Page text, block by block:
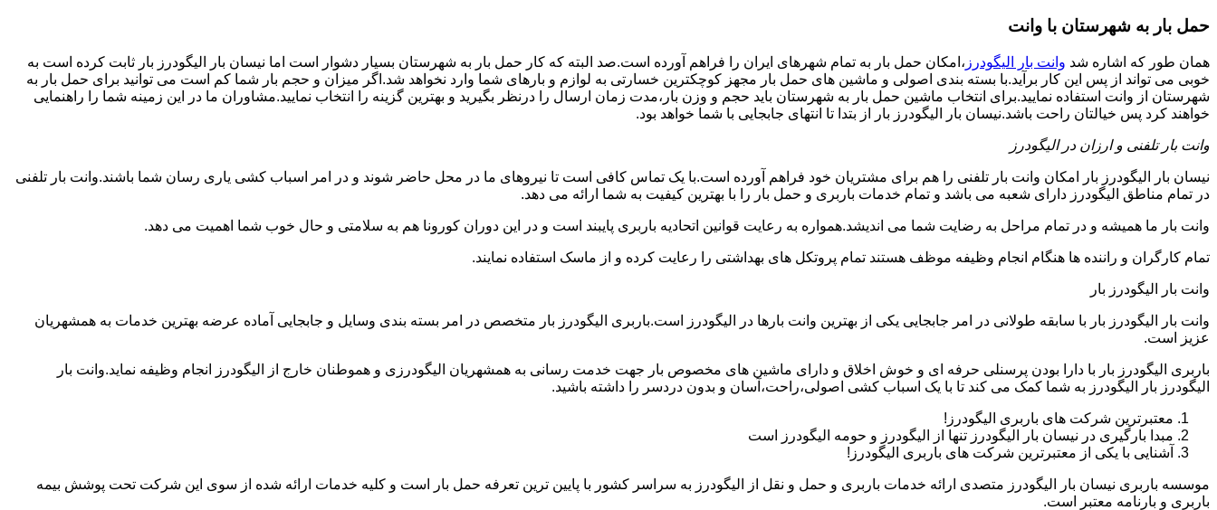
حمل بار به شهرستان با وانت
همان طور که اشاره شد وانت بار الیگودرز ،امکان حمل بار به تمام شهرهای ایران را فراهم آورده است.صد البته که کار حمل بار به شهرستان بسیار دشوار است اما نیسان بار الیگودرز بار ثابت کرده است به
خوبی می تواند از پس این کار برآید.با بسته بندی اصولی و ماشین های حمل بار مجهز کوچکترین خسارتی به لوازم و بارهای شما وارد نخواهد شد.اگر میزان و حجم بار شما کم است می توانید برای حمل بار به
شهرستان از وانت استفاده نمایید.برای انتخاب ماشین حمل بار به شهرستان باید حجم و وزن بار،مدت زمان ارسال را درنظر بگیرید و بهترین گزینه را انتخاب نمایید.مشاوران ما در این زمینه شما را راهنمایی
خواهند کرد پس خیالتان راحت باشد.نیسان بار الیگودرز بار از بتدا تا انتهای جابجایی با شما خواهد بود.
وانت بار تلفنی و ارزان در الیگودرز
نیسان بار الیگودرز بار امکان وانت بار تلفنی را هم برای مشتریان خود فراهم آورده است.با یک تماس کافی است تا نیروهای ما در محل حاضر شوند و در امر اسباب کشی یاری رسان شما باشند.وانت بار تلفنی
در تمام مناطق الیگودرز دارای شعبه می باشد و تمام خدمات باربری و حمل بار را با بهترین کیفیت به شما ارائه می دهد.
وانت بار ما همیشه و در تمام مراحل به رضایت شما می اندیشد.همواره به رعایت قوانین اتحادیه باربری پایبند است و در این دوران کورونا هم به سلامتی و حال خوب شما اهمیت می دهد.
تمام کارگران و راننده ها هنگام انجام وظیفه موظف هستند تمام پروتکل های بهداشتی را رعایت کرده و از ماسک استفاده نمایند.
وانت بار الیگودرز بار
وانت بار الیگودرز بار با سابقه طولانی در امر جابجایی یکی از بهترین وانت بارها در الیگودرز است.باربری الیگودرز بار متخصص در امر بسته بندی وسایل و جابجایی آماده عرضه بهترین خدمات به همشهریان
عزیز است.
باربری الیگودرز بار با دارا بودن پرسنلی حرفه ای و خوش اخلاق و دارای ماشین های مخصوص بار جهت خدمت رسانی به همشهریان الیگودرزی و هموطنان خارج از الیگودرز انجام وظیفه نماید.وانت بار
الیگودرز بار الیگودرز به شما کمک می کند تا با یک اسباب کشی اصولی،راحت،آسان و بدون دردسر را داشته باشید.
معتبرترین شرکت های باربری الیگودرز!
مبدا بارگیری در نیسان بار الیگودرز تنها از الیگودرز و حومه الیگودرز است
آشنایی با یکی از معتبرترین شرکت های باربری الیگودرز!
موسسه باربری نیسان بار الیگودرز متصدی ارائه خدمات باربری و حمل و نقل از الیگودرز به سراسر کشور با پایین ترین تعرفه حمل بار است و کلیه خدمات ارائه شده از سوی این شرکت تحت پوشش بیمه
باربری و بارنامه معتبر است.